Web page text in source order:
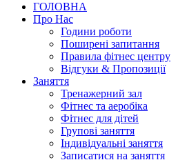
ГОЛОВНА
Про Нас
Години роботи
Поширені запитання
Правила фітнес центру
Відгуки & Пропозиції
Заняття
Тренажерний зал
Фітнес та аеробіка
Фітнес для дітей
Групові заняття
Індивідуальні заняття
Записатися на заняття